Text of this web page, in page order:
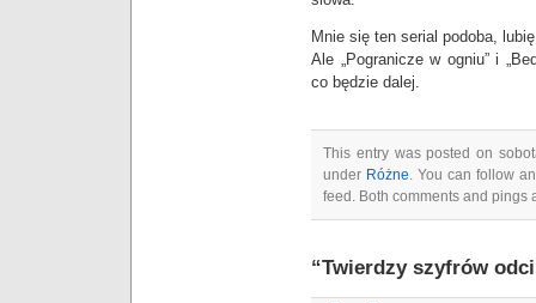
Mnie się ten serial podoba,
Ale „Pogranicze w ogniu” i
co będzie dalej.
This entry was posted on
under Różne. You can follow
feed. Both comments and pings
“Twierdzy szyfrów